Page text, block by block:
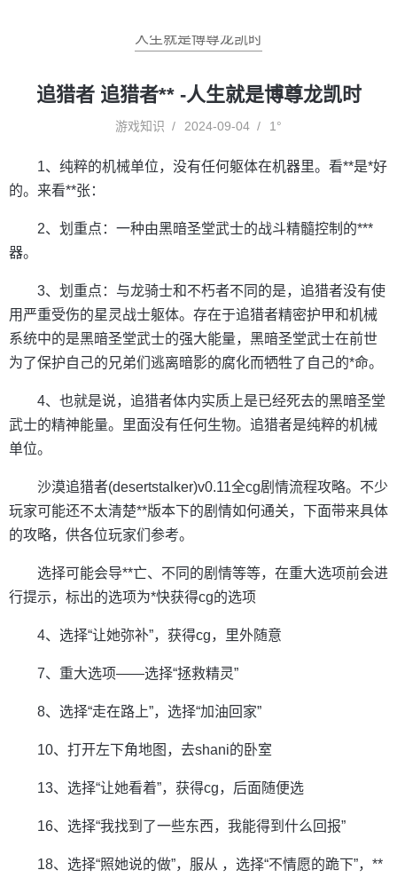
人生就是博尊龙凯时
追猎者 追猎者** -人生就是博尊龙凯时
游戏知识 2024-09-04 1°
1、纯粹的机械单位，没有任何躯体在机器里。看**是*好
的。来看**张：
2、划重点：一种由黑暗圣堂武士的战斗精髓控制的***
器。
3、划重点：与龙骑士和不朽者不同的是，追猎者没有使
用严重受伤的星灵战士躯体。存在于追猎者精密护甲和机械
系统中的是黑暗圣堂武士的强大能量，黑暗圣堂武士在前世
为了保护自己的兄弟们逃离暗影的腐化而牺牲了自己的*命。
4、也就是说，追猎者体内实质上是已经死去的黑暗圣堂
武士的精神能量。里面没有任何生物。追猎者是纯粹的机械
单位。
沙漠追猎者(desertstalker)v0.11全cg剧情流程攻略。不少
玩家可能还不太清楚**版本下的剧情如何通关，下面带来具体
的攻略，供各位玩家们参考。
选择可能会导**亡、不同的剧情等等，在重大选项前会进
行提示，标出的选项为*快获得cg的选项
4、选择“让她弥补”，获得cg，里外随意
7、重大选项——选择“拯救精灵”
8、选择“走在路上”，选择“加油回家”
10、打开左下角地图，去shani的卧室
13、选择“让她看着”，获得cg，后面随便选
16、选择“我找到了一些东西，我能得到什么回报”
18、选择“照她说的做”，服从 ，选择“不情愿的跪下”，**